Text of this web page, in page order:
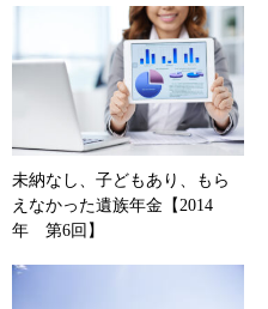
未納なし、子どもあり、もら
えなかった遺族年金【2014
年 第6回】